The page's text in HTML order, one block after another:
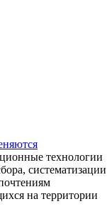
технологии
систематизации
на территории